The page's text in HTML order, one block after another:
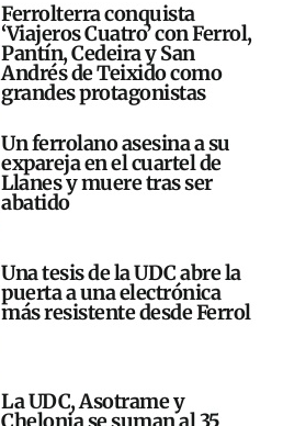
Ferrolterra conquista
‘Viajeros Cuatro’ con Ferrol,
Pantín, Cedeira y San
Andrés de Teixido como
grandes protagonistas
Un ferrolano asesina a su
expareja en el cuartel de
Llanes y muere tras ser
abatido
Una tesis de la UDC abre la
puerta a una electrónica
más resistente desde Ferrol
La UDC, Asotrame y